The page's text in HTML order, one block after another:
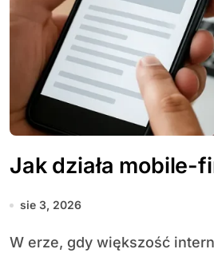
Jak działa mobile-
sie 3, 2026
W erze, gdy większość internautów korzysta z